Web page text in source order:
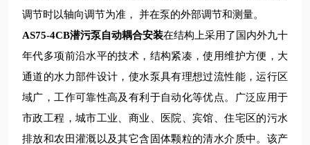
调节时以轴向调节为准，
并在泵的外部调节和测量。
AS75-4CB潜污泵自动耦合安装在结构上采用了国内外九十
年代多项前沿水平的技术，结构紧凑，使用维护方便，大
通道的水力部件设计，使水泵具有理想过流性能，运行区
域广，工作可靠性高及有利于自动化等优点。广泛应用于
市政工程，城市工业、商业、医院、宾馆、住宅区的污水
排放和农田灌溉以及其它含固体颗粒的清水介质中。该产